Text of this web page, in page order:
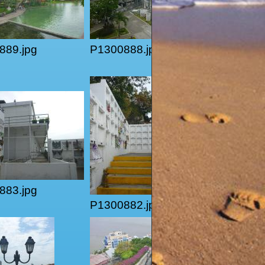
P1300888.jpg
P1300882.jpg